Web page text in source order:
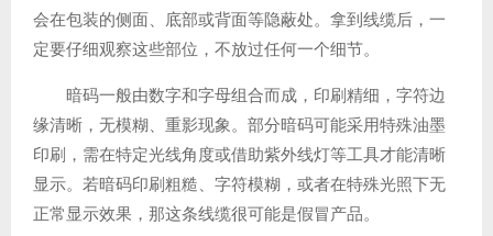
会在包装的侧面、底部或背面等隐蔽处。拿到线缆后，一
定要仔细观察这些部位，不放过任何一个细节。
暗码一般由数字和字母组合而成，印刷精细，字符边
缘清晰，无模糊、重影现象。部分暗码可能采用特殊油墨
印刷，需在特定光线角度或借助紫外线灯等工具才能清晰
显示。若暗码印刷粗糙、字符模糊，或者在特殊光照下无
正常显示效果，那这条线缆很可能是假冒产品。